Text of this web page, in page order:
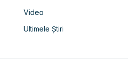
Video
Ultimele Știri